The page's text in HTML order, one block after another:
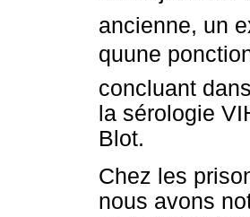
ancienne, un
quune
concluant
la sérologie
Blot.
Chez les
nous avons